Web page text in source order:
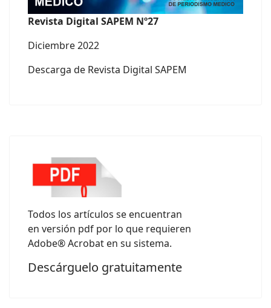
Revista Digital SAPEM Nº27
Diciembre 2022
Descarga de Revista Digital SAPEM
Todos los artículos se encuentran
en versión pdf por lo que requieren
Adobe® Acrobat en su sistema.
Descárguelo gratuitamente